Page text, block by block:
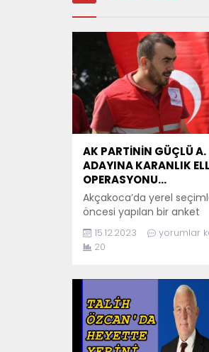
AK PARTİNİN GÜÇLÜ A.
ADAYINA KARANLIK
OPERASYONU…
Akçakoca’da yerel
öncesi yapılan bir anket
çalışması tartışmaları da
beraberinde getirdi. AK
kullanılarak yapılan ve
AK Parti ile bir alakası
öğrenildi. AK Partinin 6
adayı arasında özellikle 2
zikredilmemesi ise bir
tartışmanın konusu oldu.
15.12.2023
yorumlar
20